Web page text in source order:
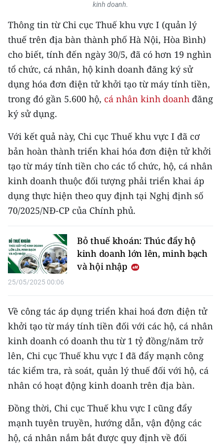
TRI THỨC CHUYÊN SÂU
54 DÂN TỘC VIỆT NAM
CHƯƠNG TRÌNH OCOP - MỖI XÃ
MỘT SẢN PHẨM
RADIO
MEDIA CENTER
E-Magazine
Video
Media Kinh tế
Media Văn hóa
Media Xã hội
Media Pháp luật
Media Du lịch
Media Thế giới
Media Thể thao
Media Giáo dục
Media Y tế
Media Khoa học - Công nghệ
kinh doanh.
Thông tin từ Chi cục Thuế khu vực I (quản lý
thuế trên địa bàn thành phố Hà Nội, Hòa Bình)
cho biết, tính đến ngày 30/5, đã có hơn 19 nghìn
tổ chức, cá nhân, hộ kinh doanh đăng ký sử
dụng hóa đơn điện tử khởi tạo từ máy tính tiền,
trong đó gần 5.600 hộ, cá nhân kinh doanh đăng
ký sử dụng.
Với kết quả này, Chi cục Thuế khu vực I đã cơ
bản hoàn thành triển khai hóa đơn điện tử khởi
tạo từ máy tính tiền cho các tổ chức, hộ, cá nhân
kinh doanh thuộc đối tượng phải triển khai áp
dụng thực hiện theo quy định tại Nghị định số
70/2025/NĐ-CP của Chính phủ.
Bỏ thuế khoán: Thúc đẩy hộ
kinh doanh lớn lên, minh bạch
và hội nhập
25/05/2025 00:06
Về công tác áp dụng triển khai hoá đơn điện tử
khởi tạo từ máy tính tiền đối với các hộ, cá nhân
kinh doanh có doanh thu từ 1 tỷ đồng/năm trở
lên, Chi cục Thuế khu vực I đã đẩy mạnh công
tác kiểm tra, rà soát, quản lý thuế đối với hộ, cá
nhân có hoạt động kinh doanh trên địa bàn.
Đồng thời, Chi cục Thuế khu vực I cũng đẩy
mạnh tuyên truyền, hướng dẫn, vận động các
hộ, cá nhân nắm bắt được quy định về đối